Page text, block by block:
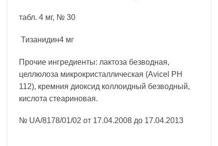
табл. 4 мг, № 30
Тизанидин4 мг
Прочие ингредиенты: лактоза безводная,
целлюлоза микрокристаллическая (Avicel PH
112), кремния диоксид коллоидный безводный,
кислота стеариновая.
№ UA/8178/01/02 от 17.04.2008 до 17.04.2013